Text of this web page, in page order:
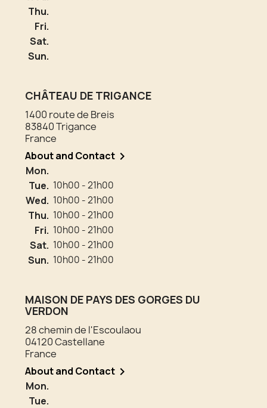
Thu.
Fri.
Sat.
Sun.
CHÂTEAU DE TRIGANCE
1400 route de Breis
83840 Trigance
France
About and Contact 
Mon.
Tue. 10h00 - 21h00
Wed. 10h00 - 21h00
Thu. 10h00 - 21h00
Fri. 10h00 - 21h00
Sat. 10h00 - 21h00
Sun. 10h00 - 21h00
MAISON DE PAYS DES GORGES DU
VERDON
28 chemin de l'Escoulaou
04120 Castellane
France
About and Contact 
Mon.
Tue.